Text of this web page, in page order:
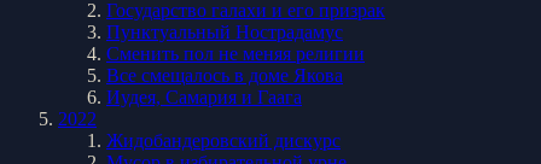
Государство галахи и его призрак
Пунктуальный Нострадамус
Сменить пол не меняя религии
Все смещалось в доме Якова
Иудея, Самария и Гаага
2022
Жидобандеровский дискурс